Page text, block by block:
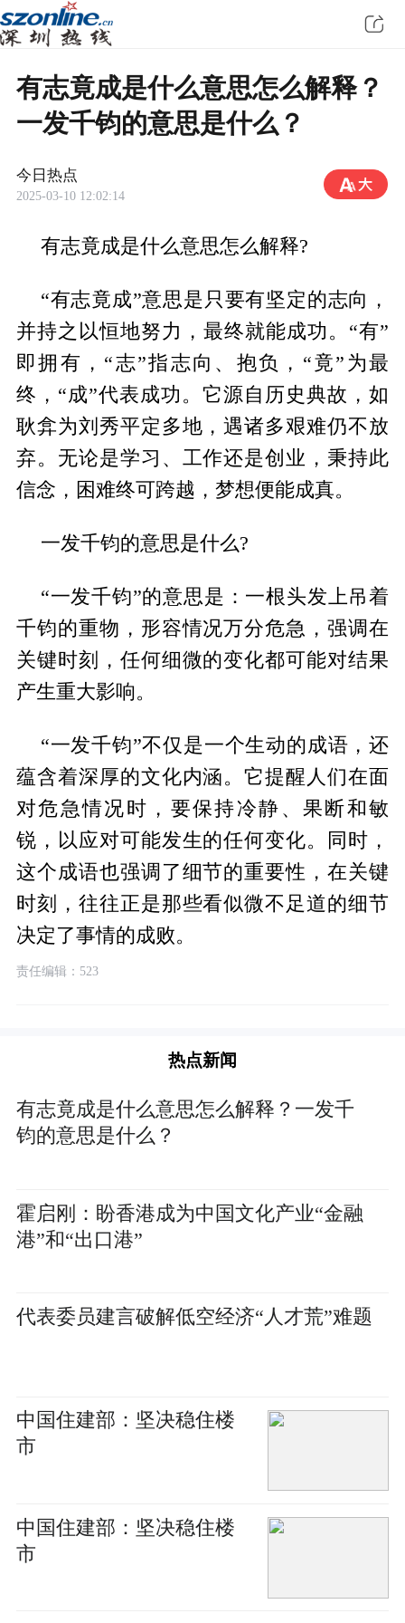
有志竟成是什么意思怎么解释？
一发千钧的意思是什么？
今日热点
2025-03-10 12:02:14
有志竟成是什么意思怎么解释?
“有志竟成”意思是只要有坚定的志向，
并持之以恒地努力，最终就能成功。“有”
即拥有，“志”指志向、抱负，“竟”为最
终，“成”代表成功。它源自历史典故，如
耿弇为刘秀平定多地，遇诸多艰难仍不放
弃。无论是学习、工作还是创业，秉持此
信念，困难终可跨越，梦想便能成真。
一发千钧的意思是什么?
“一发千钧”的意思是：一根头发上吊着
千钧的重物，形容情况万分危急，强调在
关键时刻，任何细微的变化都可能对结果
产生重大影响。
“一发千钧”不仅是一个生动的成语，还
蕴含着深厚的文化内涵。它提醒人们在面
对危急情况时，要保持冷静、果断和敏
锐，以应对可能发生的任何变化。同时，
这个成语也强调了细节的重要性，在关键
时刻，往往正是那些看似微不足道的细节
决定了事情的成败。
责任编辑：523
热点新闻
有志竟成是什么意思怎么解释？一发千
钧的意思是什么？
霍启刚：盼香港成为中国文化产业“金融
港”和“出口港”
代表委员建言破解低空经济“人才荒”难题
中国住建部：坚决稳住楼
市
中国住建部：坚决稳住楼
市